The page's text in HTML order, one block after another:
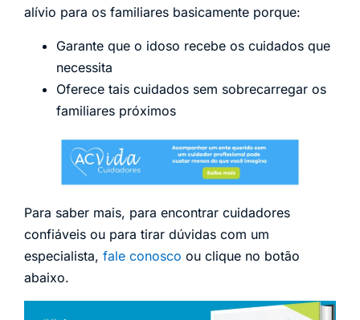
alívio para os familiares basicamente porque:
Garante que o idoso recebe os cuidados que
necessita
Oferece tais cuidados sem sobrecarregar os
familiares próximos
Para saber mais, para encontrar cuidadores
confiáveis ou para tirar dúvidas com um
especialista, fale conosco ou clique no botão
abaixo.